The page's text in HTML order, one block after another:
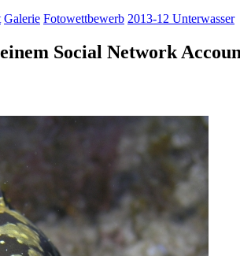
Galerie Fotowettbewerb 2013-12 Unterwasser
Social Network